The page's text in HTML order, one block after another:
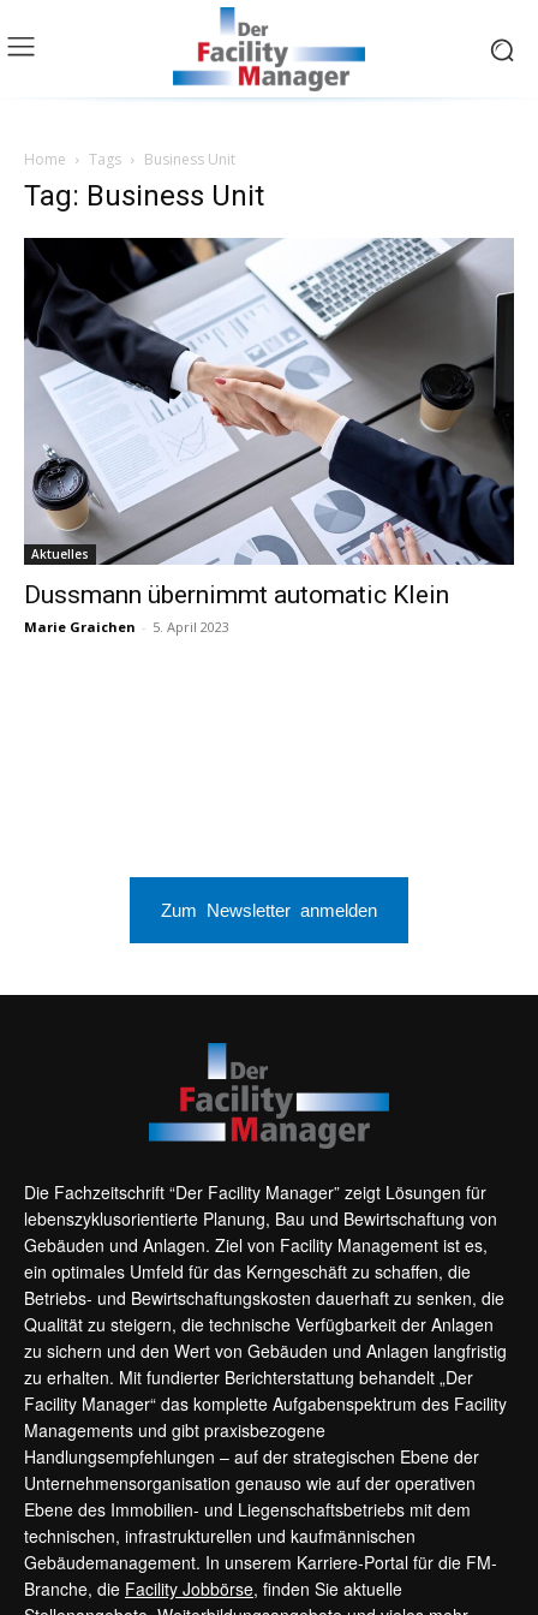
Home Tags Business Unit
Tag: Business Unit
Aktuelles
Dussmann übernimmt automatic Klein
Marie Graichen - 5. April 2023
Zum Newsletter anmelden
Die Fachzeitschrift “Der Facility Manager” zeigt Lösungen für
lebenszyklusorientierte Planung, Bau und Bewirtschaftung von
Gebäuden und Anlagen. Ziel von Facility Management ist es,
ein optimales Umfeld für das Kerngeschäft zu schaffen, die
Betriebs- und Bewirtschaftungskosten dauerhaft zu senken, die
Qualität zu steigern, die technische Verfügbarkeit der Anlagen
zu sichern und den Wert von Gebäuden und Anlagen langfristig
zu erhalten. Mit fundierter Berichterstattung behandelt „Der
Facility Manager“ das komplette Aufgabenspektrum des Facility
Managements und gibt praxisbezogene
Handlungsempfehlungen – auf der strategischen Ebene der
Unternehmensorganisation genauso wie auf der operativen
Ebene des Immobilien- und Liegenschaftsbetriebs mit dem
technischen, infrastrukturellen und kaufmännischen
Gebäudemanagement. In unserem Karriere-Portal für die FM-
Branche, die Facility Jobbörse, finden Sie aktuelle